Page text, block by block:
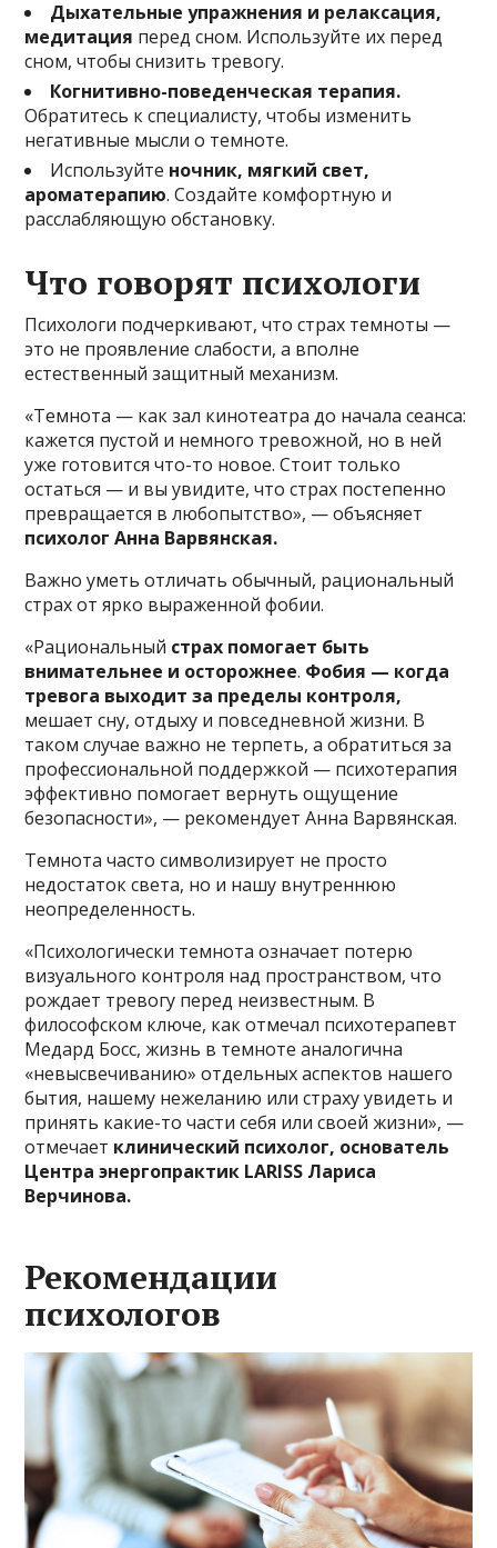
Дыхательные упражнения и релаксация,
медитация перед сном. Используйте их перед
сном, чтобы снизить тревогу.
Когнитивно-поведенческая терапия.
Обратитесь к специалисту, чтобы изменить
негативные мысли о темноте.
Используйте ночник, мягкий свет,
ароматерапию. Создайте комфортную и
расслабляющую обстановку.
Что говорят психологи
Психологи подчеркивают, что страх темноты —
это не проявление слабости, а вполне
естественный защитный механизм.
«Темнота — как зал кинотеатра до начала сеанса:
кажется пустой и немного тревожной, но в ней
уже готовится что-то новое. Стоит только
остаться — и вы увидите, что страх постепенно
превращается в любопытство», — объясняет
психолог Анна Варвянская.
Важно уметь отличать обычный, рациональный
страх от ярко выраженной фобии.
«Рациональный страх помогает быть
внимательнее и осторожнее. Фобия — когда
тревога выходит за пределы контроля,
мешает сну, отдыху и повседневной жизни. В
таком случае важно не терпеть, а обратиться за
профессиональной поддержкой — психотерапия
эффективно помогает вернуть ощущение
безопасности», — рекомендует Анна Варвянская.
Темнота часто символизирует не просто
недостаток света, но и нашу внутреннюю
неопределенность.
«Психологически темнота означает потерю
визуального контроля над пространством, что
рождает тревогу перед неизвестным. В
философском ключе, как отмечал психотерапевт
Медард Босс, жизнь в темноте аналогична
«невысвечиванию» отдельных аспектов нашего
бытия, нашему нежеланию или страху увидеть и
принять какие-то части себя или своей жизни», —
отмечает клинический психолог, основатель
Центра энергопрактик LARISS Лариса
Верчинова.
Рекомендации
психологов